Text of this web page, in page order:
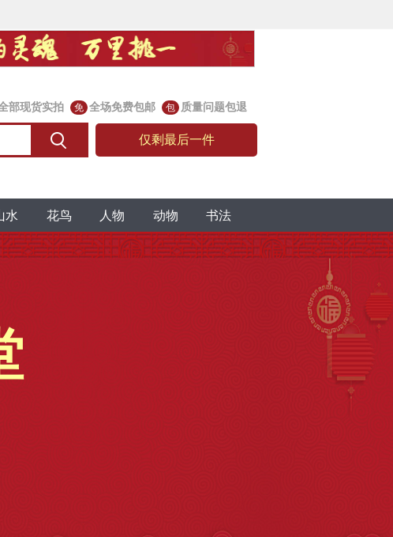
部现货实拍 免 全场免费包邮 包 质量问题包退
仅剩最后一件
水 花鸟 人物 动物 书法